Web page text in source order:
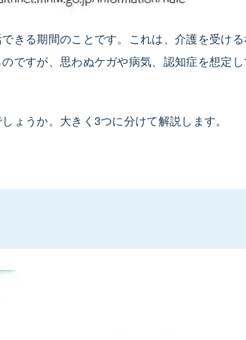
きる期間のことです。これは、介護を受け
ですが、思わぬケガや病気、認知症を想定
ょうか。大きく3つに分けて解説します。